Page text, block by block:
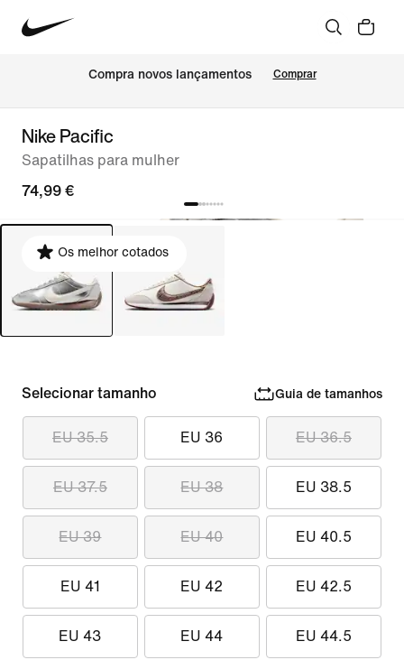
Compra novos lançamentos Comprar
Nike Pacific
Sapatilhas para mulher
74,99 €
Os melhor cotados
Selecionar tamanho Guia de tamanhos
EU 35.5 EU 36 EU 36.5
EU 37.5 EU 38 EU 38.5
EU 39 EU 40 EU 40.5
EU 41 EU 42 EU 42.5
EU 43 EU 44 EU 44.5